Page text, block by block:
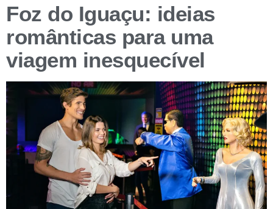
Foz do Iguaçu: ideias
românticas para uma
viagem inesquecível